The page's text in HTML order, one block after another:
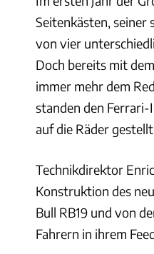
Seitenkästen, seiner
von vier
Doch bereits mit
immer mehr dem
standen den Ferrari-
auf die Räder
Technikdirektor
Konstruktion des
Bull RB19 und von
Fahrern in ihrem